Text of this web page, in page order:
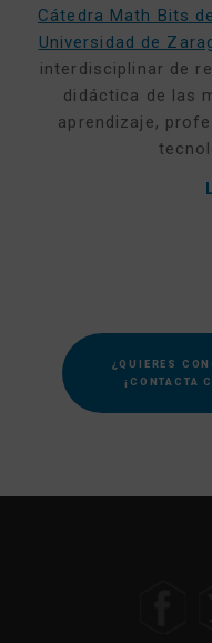
Cátedra Math Bits
Universidad de
interdisciplinar de
didáctica de las
aprendizaje,
¿QUIERES
¡CONTACTA